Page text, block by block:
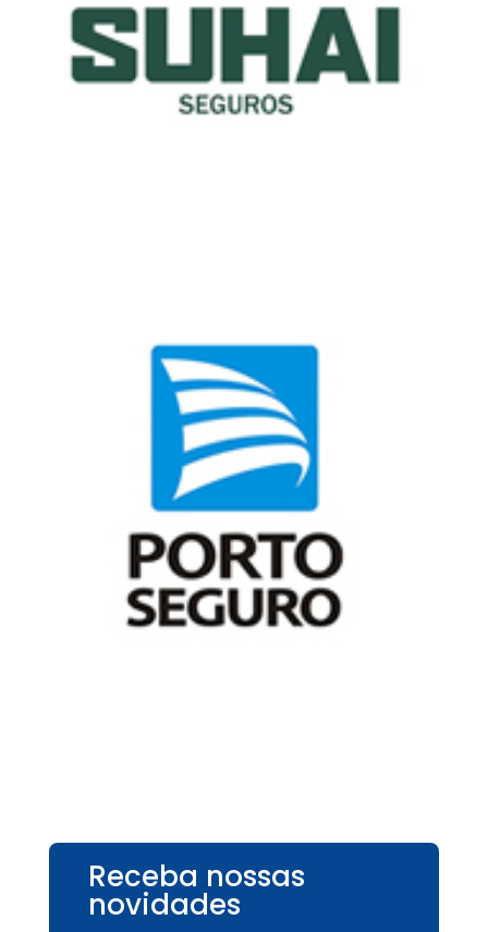
Receba nossas
novidades